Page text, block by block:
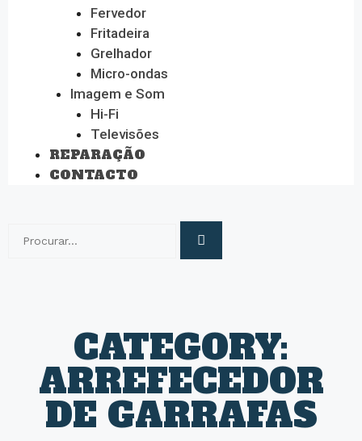
Fervedor
Fritadeira
Grelhador
Micro-ondas
Imagem e Som
Hi-Fi
Televisões
REPARAÇÃO
CONTACTO
CATEGORY:
ARREFECEDOR
DE GARRAFAS